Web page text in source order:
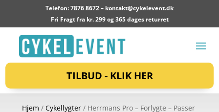
Telefon: 7876 8672 – kontakt@cykelevent.dk
Fri Fragt fra kr. 299 og 365 dages returret
TILBUD - KLIK HER
Hjem / Cykellygter/ Herrmans Pro – Forlygte – Passer